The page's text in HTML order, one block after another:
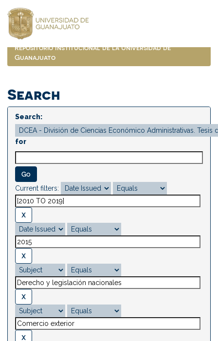
navigation
Repositorio Institucional de la Universidad de
Guanajuato
Search
Search:
for
Current filters: